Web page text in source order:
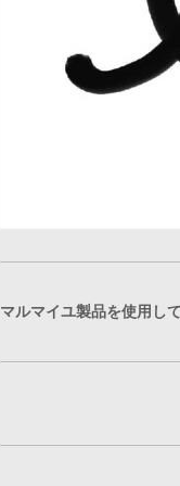
マルマイユ製品を使用し